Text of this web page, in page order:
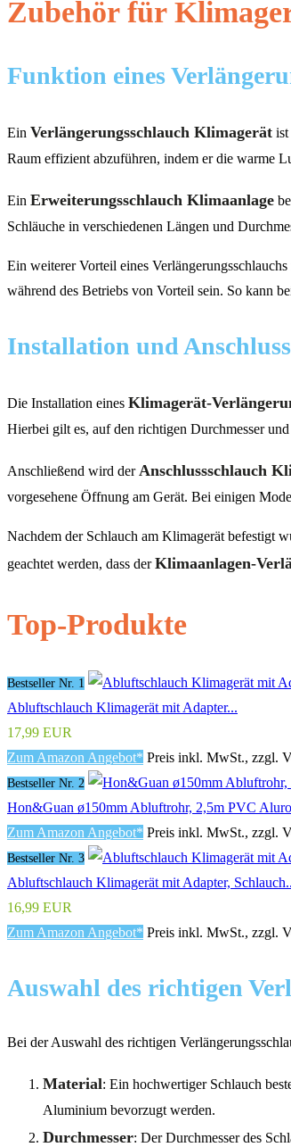
Zubehör für
Funktion eines
Ein Verlängerungsschlauch Klimagerät
Raum effizient abzuführen, indem er die warme
Ein Erweiterungsschlauch Klimaanlage
Schläuche in verschiedenen Längen und
Ein weiterer Vorteil eines
während des Betriebs von Vorteil sein. So kann
Installation und
Die Installation eines Klimagerät-
Hierbei gilt es, auf den richtigen Durchmesser
Anschließend wird derAnschlussschlauch
vorgesehene Öffnung am Gerät. Bei einigen
Nachdem der Schlauch am Klimagerät befestigt
geachtet werden, dass derKlimaanlagen-
Top-Produkte
Bestseller Nr. 1
Abluftschlauch Klimagerät mit Adapter...
17,99 EUR
Zum Amazon Angebot* Preis inkl. MwSt., zzgl.
Bestseller Nr. 2
Hon&Guan ø150mm Abluftrohr, 2,5m PVC
Zum Amazon Angebot* Preis inkl. MwSt., zzgl.
Bestseller Nr. 3
Abluftschlauch Klimagerät mit Adapter,
16,99 EUR
Zum Amazon Angebot* Preis inkl. MwSt., zzgl.
Auswahl des richtigen
Bei der Auswahl des richtigen
Material: Ein hochwertiger Schlauch
Aluminium bevorzugt werden.
Durchmesser: Der Durchmesser des